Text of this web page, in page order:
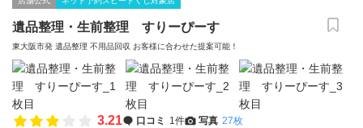
遺品整理・生前整理 すりーぴーす
東大阪市発 遺品整理 不用品回収 お客様に合わせた提案可能！
3.21 口コミ 1件 写真 27枚